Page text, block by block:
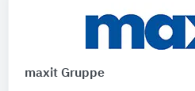
maxit Gruppe